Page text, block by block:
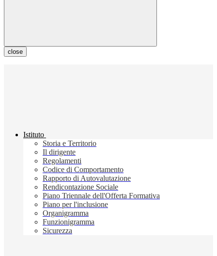
close
Istituto
Storia e Territorio
Il dirigente
Regolamenti
Codice di Comportamento
Rapporto di Autovalutazione
Rendicontazione Sociale
Piano Triennale dell'Offerta Formativa
Piano per l'inclusione
Organigramma
Funzionigramma
Sicurezza